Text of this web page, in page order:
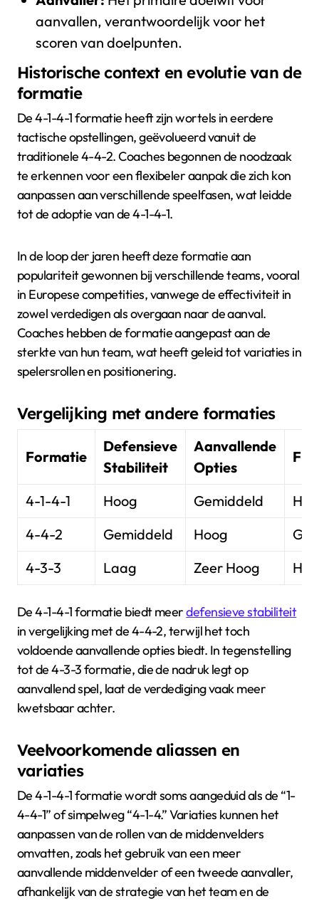
aanvallen, verantwoordelijk voor het
scoren van doelpunten.
Historische context en evolutie van de
formatie
De 4-1-4-1 formatie heeft zijn wortels in eerdere
tactische opstellingen, geëvolueerd vanuit de
traditionele 4-4-2. Coaches begonnen de noodzaak
te erkennen voor een flexibeler aanpak die zich kon
aanpassen aan verschillende speelfasen, wat leidde
tot de adoptie van de 4-1-4-1.
In de loop der jaren heeft deze formatie aan
populariteit gewonnen bij verschillende teams, vooral
in Europese competities, vanwege de effectiviteit in
zowel verdedigen als overgaan naar de aanval.
Coaches hebben de formatie aangepast aan de
sterkte van hun team, wat heeft geleid tot variaties in
spelersrollen en positionering.
Vergelijking met andere formaties
Formatie
Defensieve
Stabiliteit
Aanvallende
Opties
4-1-4-1 Hoog Gemiddeld
4-4-2
Gemiddeld Hoog
4-3-3
Laag Zeer Hoog
De 4-1-4-1 formatie biedt meerdefensieve stabiliteit
in vergelijking met de 4-4-2, terwijl het toch
voldoende aanvallende opties biedt. In tegenstelling
tot de 4-3-3 formatie, die de nadruk legt op
aanvallend spel, laat de verdediging vaak meer
kwetsbaar achter.
Veelvoorkomende aliassen en
variaties
De 4-1-4-1 formatie wordt soms aangeduid als de “1-
4-4-1” of simpelweg “4-1-4.” Variaties kunnen het
aanpassen van de rollen van de middenvelders
omvatten, zoals het gebruik van een meer
aanvallende middenvelder of een tweede aanvaller,
afhankelijk van de strategie van het team en de